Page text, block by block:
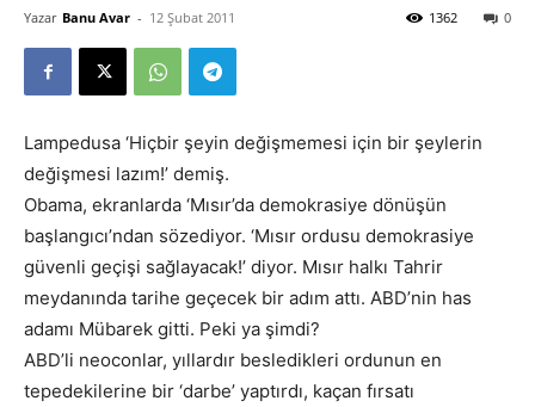
Yazar Banu Avar - 12 Şubat 2011 0
1362
Lampedusa ‘Hiçbir şeyin değişmemesi için bir şeylerin
değişmesi lazım!’ demiş.
Obama, ekranlarda ‘Mısır’da demokrasiye dönüşün
başlangıcı’ndan sözediyor. ‘Mısır ordusu demokrasiye
güvenli geçişi sağlayacak!’ diyor. Mısır halkı Tahrir
meydanında tarihe geçecek bir adım attı. ABD’nin has
adamı Mübarek gitti. Peki ya şimdi?
ABD’li neoconlar, yıllardır besledikleri ordunun en
tepedekilerine bir ‘darbe’ yaptırdı, kaçan fırsatı